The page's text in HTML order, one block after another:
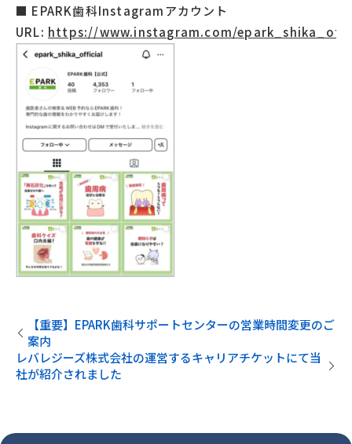
■ EPARK歯科Instagramアカウント
URL: https://www.instagram.com/
【重要】EPARK歯科サポートセンターの営業時間変更のご
案内
レバレジーズ株式会社の運営するキャリアチケットにて当
社が紹介されました